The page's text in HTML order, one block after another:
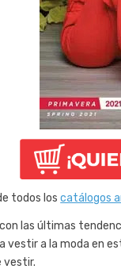
todos loscatálogos
con las últimas
vestir a la moda en
vestir.